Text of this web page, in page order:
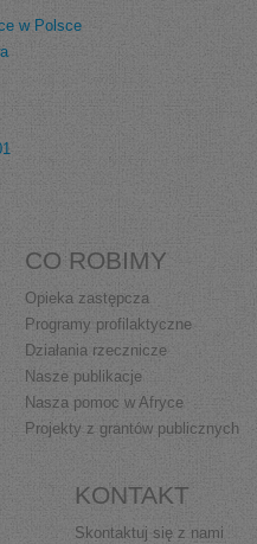
w Polsce
CO ROBIMY
Opieka zastępcza
Programy profilaktyczne
Działania rzecznicze
Nasze publikacje
Nasza pomoc w Afryce
Projekty z grantów publicznych
KONTAKT
Skontaktuj się z nami